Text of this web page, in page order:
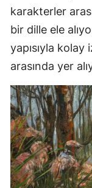
karakterler
bir dille ele
yapısıyla
arasında yer